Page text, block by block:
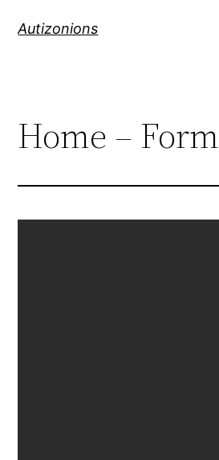
Autizonions
Home – Form